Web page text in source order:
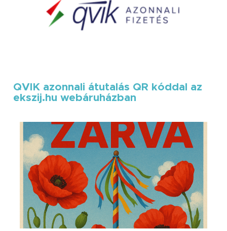
QVIK azonnali átutalás QR kóddal az
ekszij.hu webáruházban